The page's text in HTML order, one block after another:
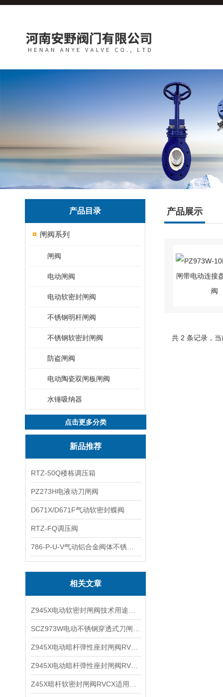
产品目录
闸阀系列
闸阀
电动闸阀
电动软密封闸阀
不锈钢明杆闸阀
不锈钢软密封闸阀
防盗闸阀
电动陶瓷双闸板闸阀
水锤吸纳器
点击更多分类
新品推荐
RTZ-50Q楼栋调压箱
PZ273H电液动刀闸阀
D671X/D671F气动软密封蝶阀
RTZ-FQ调压阀
相关文章
产品展示
共 2 条记录，